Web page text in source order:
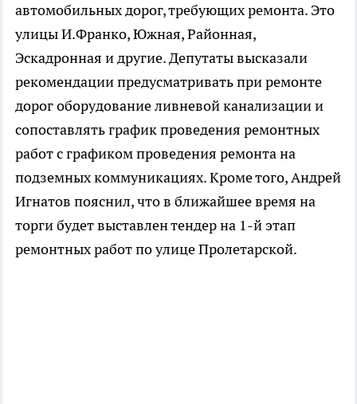
автомобильных дорог, требующих ремонта. Это
улицы И.Франко, Южная, Районная,
Эскадронная и другие. Депутаты высказали
рекомендации предусматривать при ремонте
дорог оборудование ливневой канализации и
сопоставлять график проведения ремонтных
работ с графиком проведения ремонта на
подземных коммуникациях. Кроме того, Андрей
Игнатов пояснил, что в ближайшее время на
торги будет выставлен тендер на 1-й этап
ремонтных работ по улице Пролетарской.